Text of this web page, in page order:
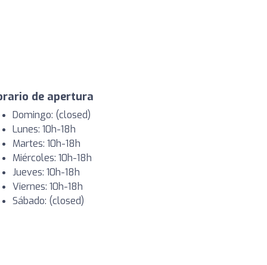
de apertura
Domingo: (closed)
Lunes: 10h-18h
Martes: 10h-18h
Miércoles: 10h-18h
Jueves: 10h-18h
Viernes: 10h-18h
Sábado: (closed)